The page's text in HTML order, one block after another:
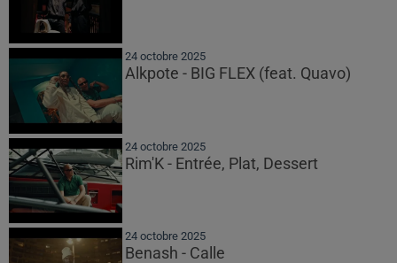
24 octobre 2025
Alkpote - BIG FLEX (feat. Quavo)
24 octobre 2025
Rim'K - Entrée, Plat, Dessert
24 octobre 2025
Benash - Calle